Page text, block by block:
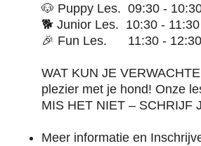
🐶 Puppy Les. 09:30 -
🐕 Junior Les. 10:30 -
🎉 Fun Les. 11:30 -
WAT KUN JE
plezier met je hond! Onze
MIS HET NIET – SCHRIJF
Meer informatie en